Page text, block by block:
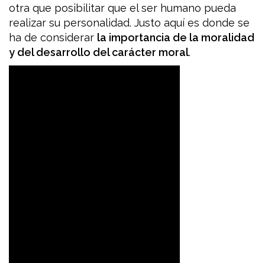
otra que posibilitar que el ser humano pueda
realizar su personalidad. Justo aquí es donde se
ha de considerar la importancia de la moralidad
y del desarrollo del carácter moral.